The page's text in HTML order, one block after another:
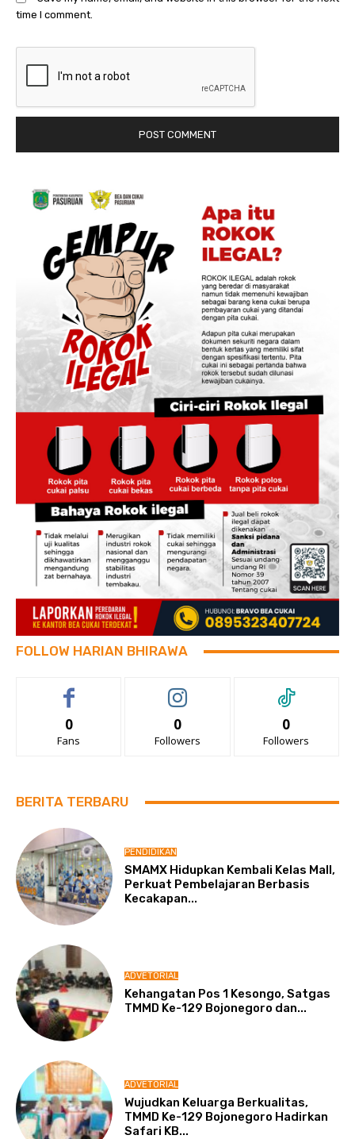
time I comment.
FOLLOW HARIAN BHIRAWA
0
Fans
0
Followers
0
Followers
BERITA TERBARU
PENDIDIKAN
SMAMX Hidupkan Kembali Kelas Mall,
Perkuat Pembelajaran Berbasis
Kecakapan...
ADVETORIAL
Kehangatan Pos 1 Kesongo, Satgas
TMMD Ke-129 Bojonegoro dan...
ADVETORIAL
Wujudkan Keluarga Berkualitas,
TMMD Ke-129 Bojonegoro Hadirkan
Safari KB...